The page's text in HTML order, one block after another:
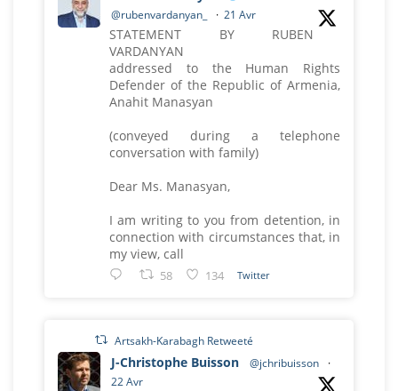
@rubenvardanyan_ · 21 Avr
STATEMENT BY RUBEN
VARDANYAN
addressed to the Human Rights
Defender of the Republic of Armenia,
Anahit Manasyan
(conveyed during a telephone
conversation with family)
Dear Ms. Manasyan,
I am writing to you from detention, in
connection with circumstances that, in
my view, call
58 134 Twitter
Artsakh-Karabagh Retweeté
J-Christophe Buisson @jchribuisson
·
22 Avr